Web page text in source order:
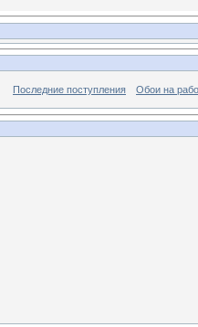
Последние поступления Обои на